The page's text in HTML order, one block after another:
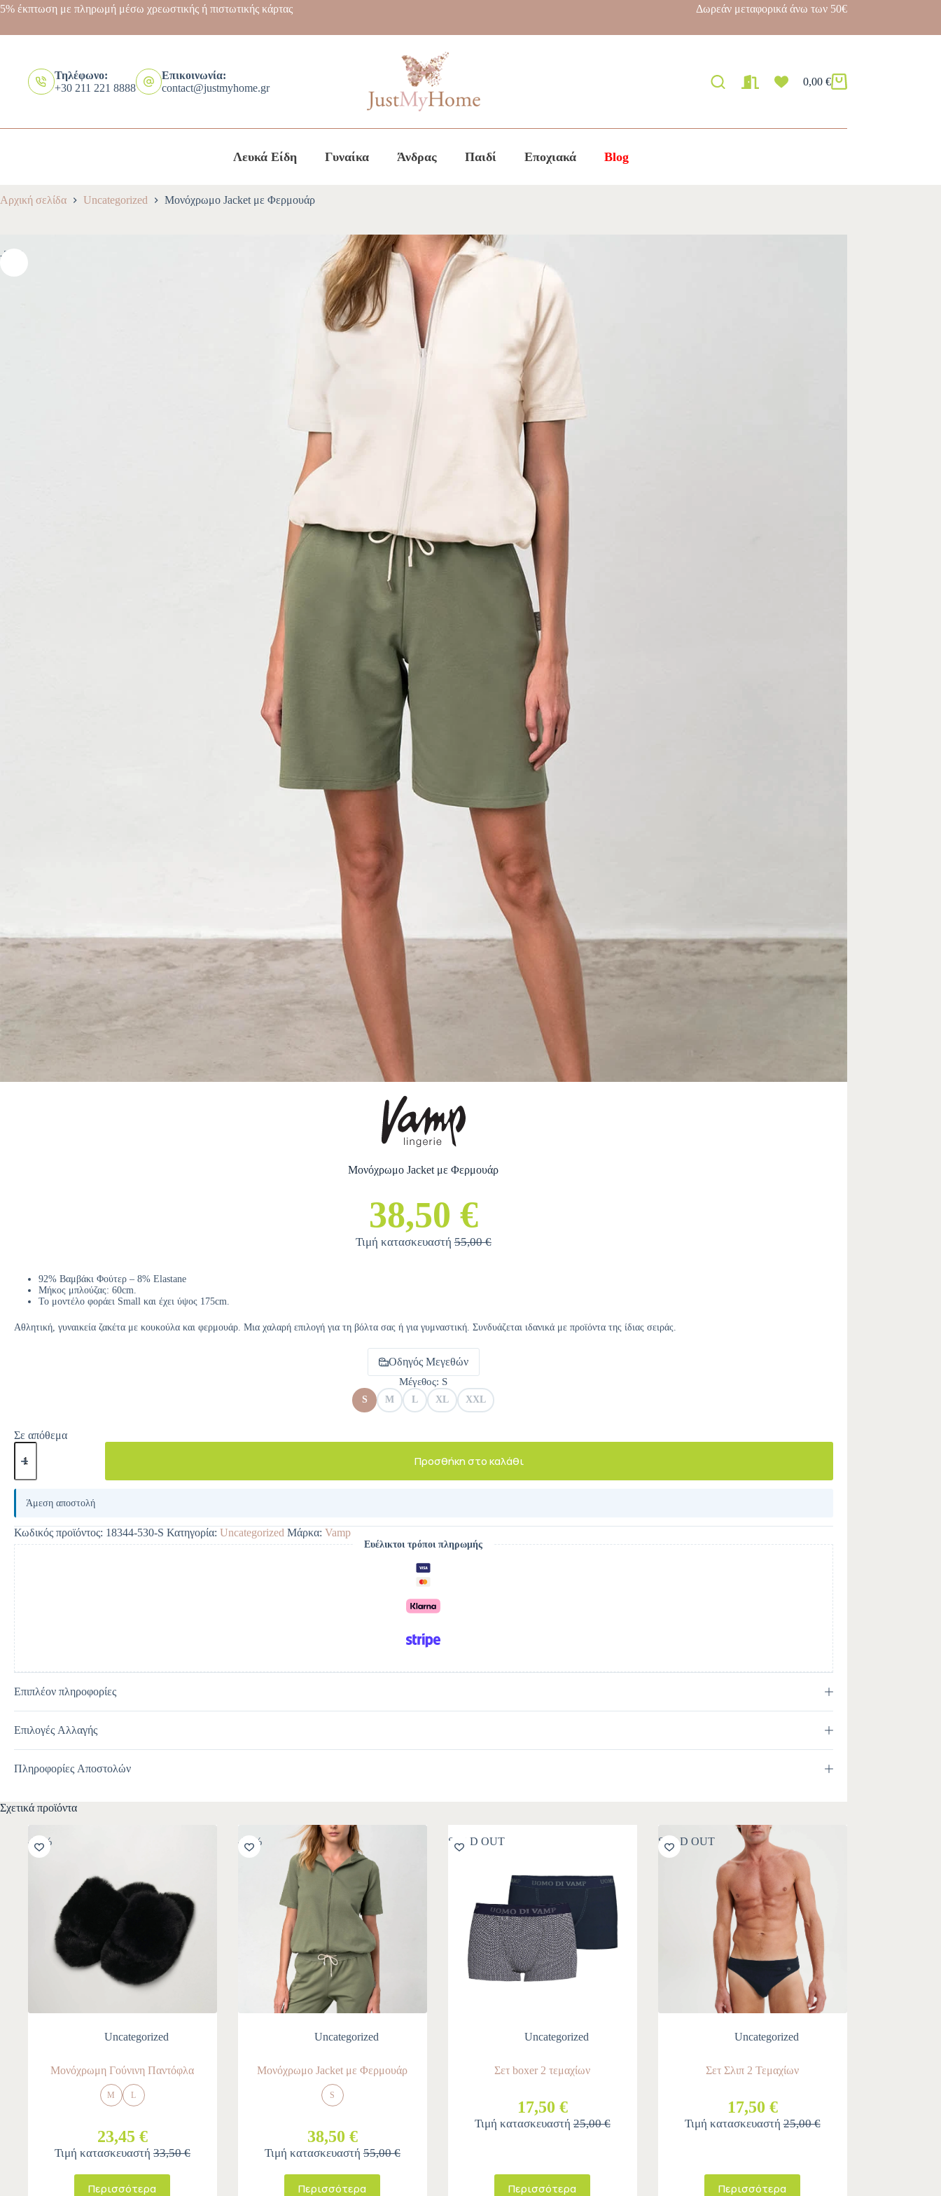
5% έκπτωση με πληρωμή μέσω χρεωστικής ή πιστωτικής κάρτας Δωρεάν μεταφορικά άνω των 50€
Τηλέφωνο:
+30 211 221 8888
Επικοινωνία:
contact@justmyhome.gr
0,00 €
Λευκά Είδη Γυναίκα Άνδρας Παιδί Εποχιακά Blog
Αρχική σελίδα Uncategorized Μονόχρωμο Jacket με Φερμουάρ
-30%
Μονόχρωμο Jacket με Φερμουάρ
38,50 €
Τιμή κατασκευαστή55,00 €
92% Βαμβάκι Φούτερ – 8% Elastane
Μήκος μπλούζας: 60cm.
Το μοντέλο φοράει Small και έχει ύψος 175cm.
Αθλητική, γυναικεία ζακέτα με κουκούλα και φερμουάρ. Μια χαλαρή επιλογή για τη βόλτα σας ή για γυμναστική. Συνδυάζεται ιδανικά με προϊόντα της ίδιας σειράς.
Οδηγός Μεγεθών
Μέγεθος: S
S M L XL XXL
Σε απόθεμα
Προσθήκη στο καλάθι
A
e
r
n
a
t
i
v
e
:
Άμεση αποστολή
Κωδικός προϊόντος: 18344-530-S Κατηγορία: Uncategorized Μάρκα: Vamp
Ευέλικτοι τρόποι πληρωμής
Επιπλέον πληροφορίες
Επιλογές Αλλαγής
Πληροφορίες Αποστολών
Σχετικά προϊόντα
-30%
Uncategorized
Μονόχρωμη Γούνινη Παντόφλα
M L
23,45 €
Τιμή κατασκευαστή 33,50 €
Περισσότερα
-30%
Uncategorized
Μονόχρωμο Jacket με Φερμουάρ
S
38,50 €
Τιμή κατασκευαστή55,00 €
Περισσότερα
SOLD OUT
Uncategorized
Σετ boxer 2 τεμαχίων
17,50 €
Τιμή κατασκευαστή25,00 €
Περισσότερα
SOLD OUT
Uncategorized
Σετ Σλιπ 2 Τεμαχίων
17,50 €
Τιμή κατασκευαστή25,00 €
Περισσότερα